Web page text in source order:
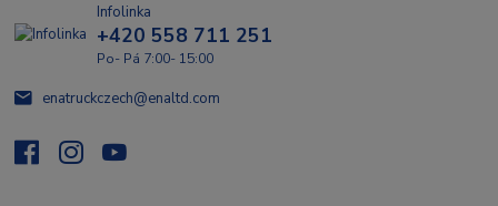
Infolinka
+420 558 711 251
Po- Pá 7:00- 15:00
enatruckczech@enaltd.com